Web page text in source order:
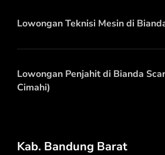
Lowongan Teknisi Mesin di
Lowongan Penjahit di Bianda
Cimahi)
Kab. Bandung Barat